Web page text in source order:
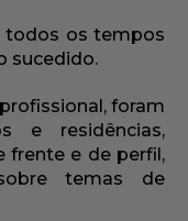
todos os tempos
sucedido.
foram
e residências,
frente e de perfil,
temas de